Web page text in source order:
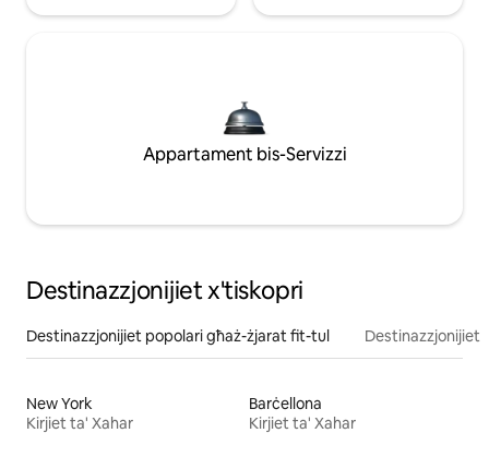
Appartament bis-Servizzi
Destinazzjonijiet x'tiskopri
Destinazzjonijiet popolari għaż-żjarat fit-tul Destinazzjonijiet
New York
Kirjiet ta' Xahar
Barċellona
Kirjiet ta' Xahar